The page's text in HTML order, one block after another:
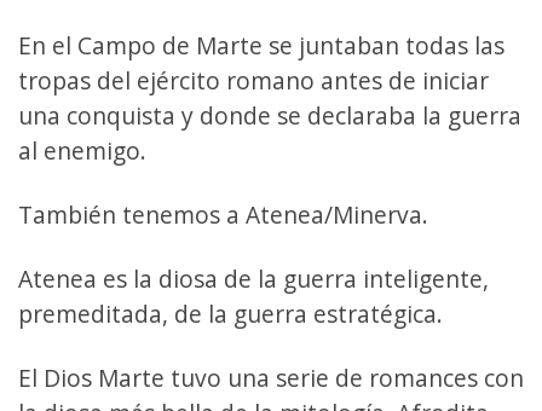
En el Campo de Marte se juntaban todas las
tropas del ejército romano antes de iniciar
una conquista y donde se declaraba la guerra
al enemigo.
También tenemos a Atenea/Minerva.
Atenea es la diosa de la guerra inteligente,
premeditada, de la guerra estratégica.
El Dios Marte tuvo una serie de romances con